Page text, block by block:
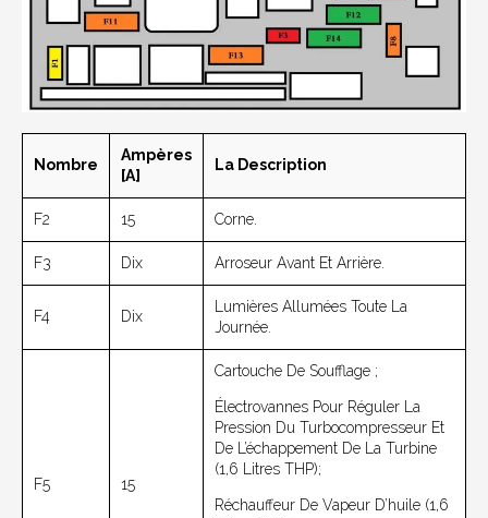
Nombre
Ampères
[A]
La Description
F2 15 Corne.
F3 Dix Arroseur Avant Et Arrière.
F4 Dix
Lumières Allumées Toute La
Journée.
F5 15
Cartouche De Soufflage ;
Électrovannes Pour Réguler La
Pression Du Turbocompresseur Et
De L’échappement De La Turbine
(1,6 Litres THP);
Réchauffeur De Vapeur D’huile (1,6